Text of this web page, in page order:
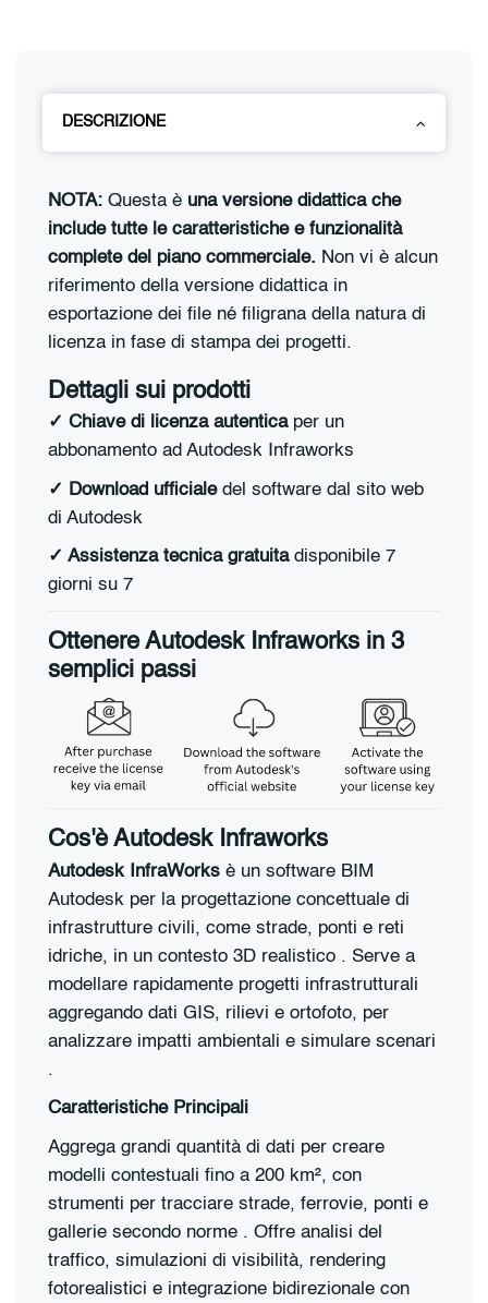
DESCRIZIONE
NOTA: Questa è una versione didattica che
include tutte le caratteristiche e funzionalità
complete del piano commerciale. Non vi è alcun
riferimento della versione didattica in
esportazione dei file né filigrana della natura di
licenza in fase di stampa dei progetti.
Dettagli sui prodotti
✓ Chiave di licenza autenticaper un
abbonamento ad Autodesk Infraworks
✓ Download ufficialedel software dal sito web
di Autodesk
✓ Assistenza tecnica gratuitadisponibile 7
giorni su 7
Ottenere Autodesk Infraworks in 3
semplici passi
Cos'è Autodesk Infraworks
Autodesk InfraWorks è un software BIM
Autodesk per la progettazione concettuale di
infrastrutture civili, come strade, ponti e reti
idriche, in un contesto 3D realistico . Serve a
modellare rapidamente progetti infrastrutturali
aggregando dati GIS, rilievi e ortofoto, per
analizzare impatti ambientali e simulare scenari
.
Caratteristiche Principali
Aggrega grandi quantità di dati per creare
modelli contestuali fino a 200 km², con
strumenti per tracciare strade, ferrovie, ponti e
gallerie secondo norme . Offre analisi del
traffico, simulazioni di visibilità, rendering
fotorealistici e integrazione bidirezionale con